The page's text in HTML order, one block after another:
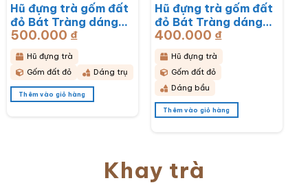
Hũ đựng trà gốm đất
đỏ Bát Tràng dáng
bầu hoạ tiết thổ cẩm
BT-HĐT11
500.000 ₫
Hũ đựng trà
Gốm đất đỏ
Dáng trụ
Thêm vào giỏ hàng
Hũ đựng trà gốm đất
đỏ Bát Tràng dáng
bầu hoạ tiết hoa cúc
hoạ mi trắng BT-
HĐT10
400.000 ₫
Hũ đựng trà
Gốm đất đỏ
Dáng bầu
Thêm vào giỏ hàng
Khay trà